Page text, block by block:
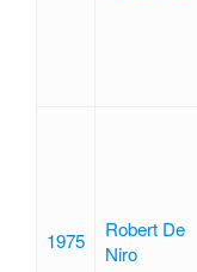
1975
Robert De
Niro